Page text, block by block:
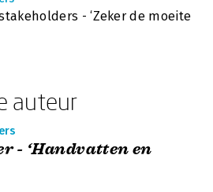
- ‘Zeker de moeite
auteur
- ‘Handvatten en